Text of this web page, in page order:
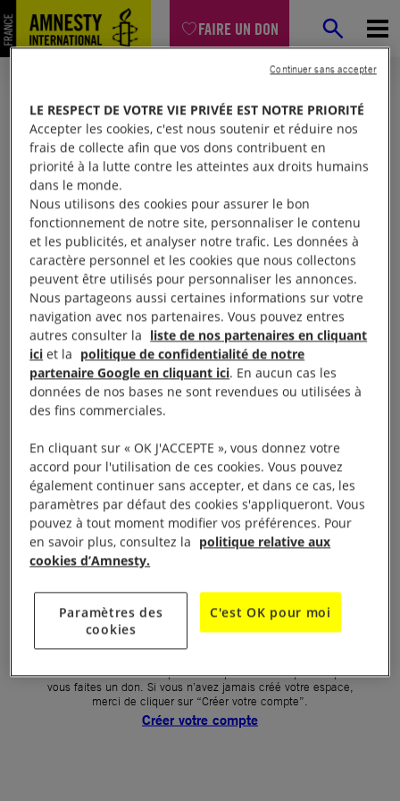
FAIRE UN DON
Mon espace
Connexion
Votre adresse email (obligatoire)
Mot de passe oublié ?
Un problème de connexion ?
Première connexion ?
La création de votre espace n’est pas automatique lorsque
vous faites un don. Si vous n’avez jamais créé votre espace,
merci de cliquer sur “Créer votre compte”.
Créer votre compte
LE RESPECT DE VOTRE VIE PRIVÉE EST NOTRE PRIORITÉ
Accepter les cookies, c'est nous soutenir et réduire nos
frais de collecte afin que vos dons contribuent en
priorité à la lutte contre les atteintes aux droits humains
dans le monde.
Nous utilisons des cookies pour assurer le bon
fonctionnement de notre site, personnaliser le contenu
et les publicités, et analyser notre trafic. Les données à
caractère personnel et les cookies que nous collectons
peuvent être utilisés pour personnaliser les annonces.
Nous partageons aussi certaines informations sur votre
navigation avec nos partenaires. Vous pouvez entres
autres consulter la liste de nos partenaires en cliquant
ici et la politique de confidentialité de notre
partenaire Google en cliquant ici. En aucun cas les
données de nos bases ne sont revendues ou utilisées à
des fins commerciales.
En cliquant sur « OK J'ACCEPTE », vous donnez votre
accord pour l'utilisation de ces cookies. Vous pouvez
également continuer sans accepter, et dans ce cas, les
paramètres par défaut des cookies s'appliqueront. Vous
pouvez à tout moment modifier vos préférences. Pour
en savoir plus, consultez la politique relative aux
cookies d’Amnesty.
Paramètres des
cookies
C'est OK pour moi
Continuer sans accepter